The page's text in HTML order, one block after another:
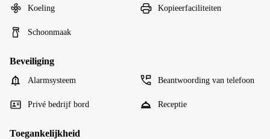
Koeling Kopieerfaciliteiten
Schoonmaak
Beveiliging
Alarmsysteem Beantwoording van telefoon
Privé bedrijf bord Receptie
Toegankelijkheid